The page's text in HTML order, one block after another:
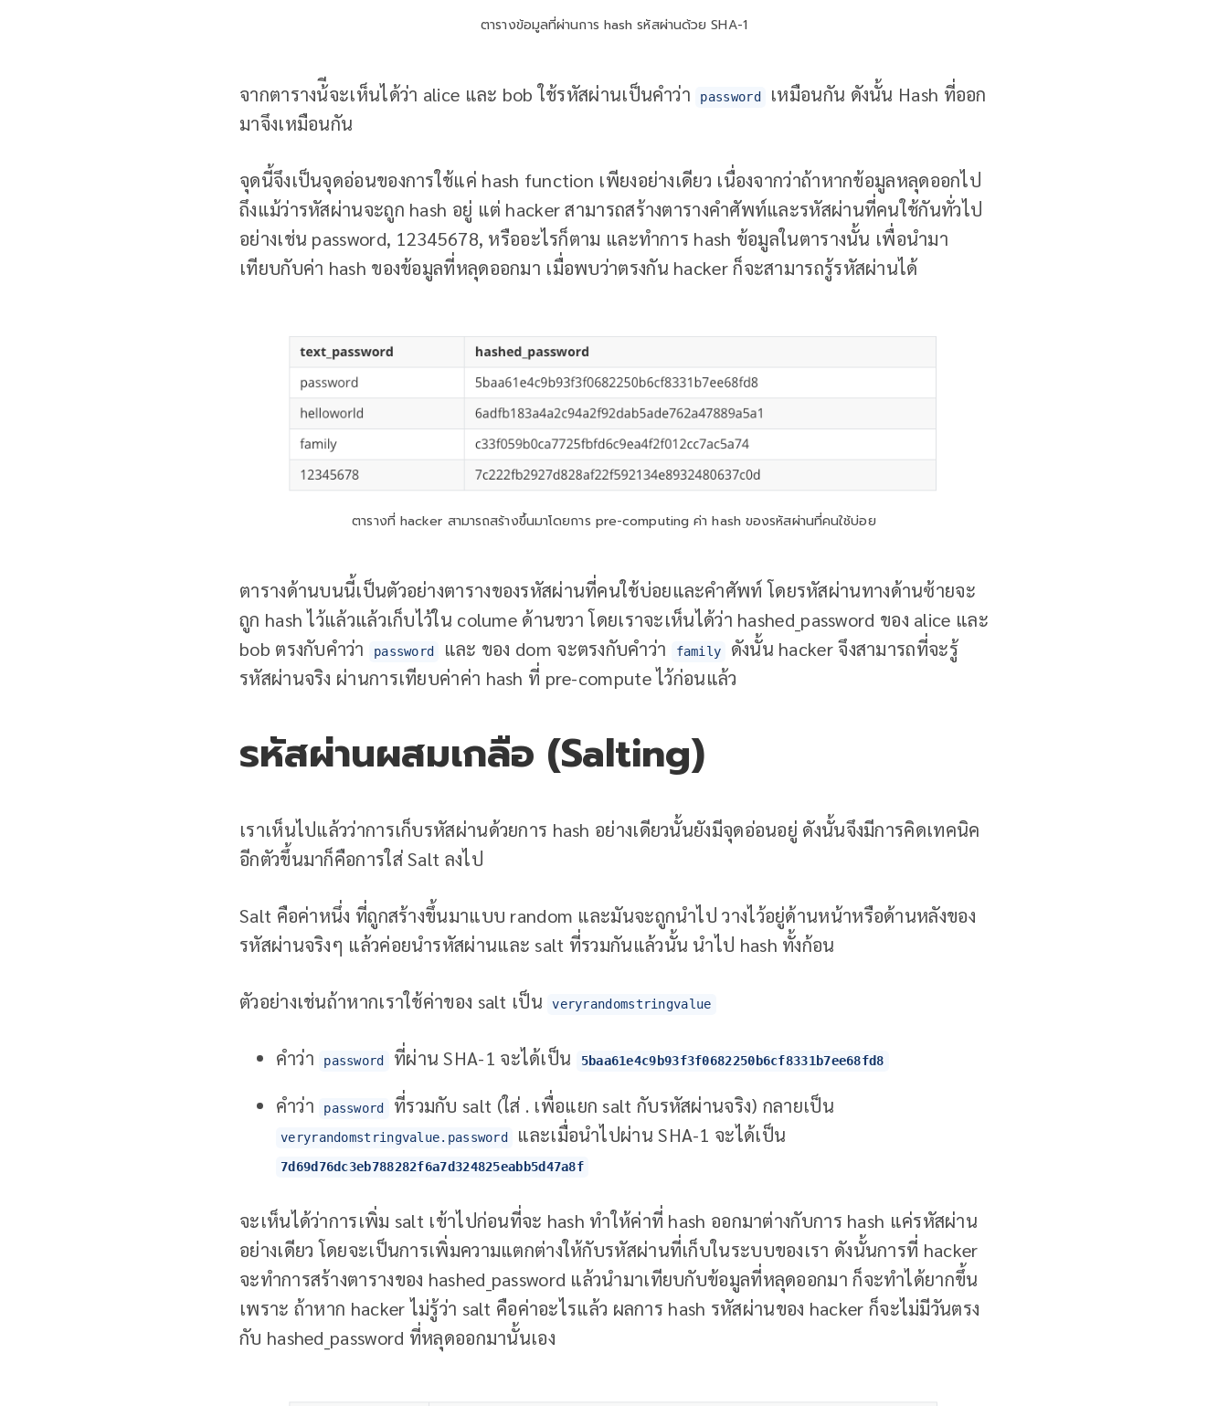
ตารางข้อมูลที่ผ่านการ hash รหัสผ่านด้วย SHA-1
จากตารางน้ีจะเห็นได้ว่า alice และ bob ใช้รหัสผ่านเป็นคำว่า password
เหมือนกัน ดังนั้น Hash ที่ออก
มาจึงเหมือนกัน
จุดนี้จึงเป็นจุดอ่อนของการใช้แค่ hash function เพียงอย่างเดียว เนื่องจากว่าถ้าหากข้อมูลหลุดออกไป
ถึงแม้ว่ารหัสผ่านจะถูก hash อยู่ แต่ hacker สามารถสร้างตารางคำศัพท์และรหัสผ่านที่คนใช้กันทั่วไป
อย่างเช่น password, 12345678, หรืออะไรก็ตาม และทำการ hash ข้อมูลในตารางนั้น เพื่อนำมา
เทียบกับค่า hash ของข้อมูลที่หลุดออกมา เมื่อพบว่าตรงกัน hacker ก็จะสามารถรู้รหัสผ่านได้
ตารางที่ hacker สามารถสร้างขึ้นมาโดยการ pre-computing ค่า hash ของรหัสผ่านที่คนใช้บ่อย
ตารางด้านบนนี้เป็นตัวอย่างตารางของรหัสผ่านที่คนใช้บ่อยและคำศัพท์ โดยรหัสผ่านทางด้านซ้ายจะ
ถูก hash ไว้แล้วแล้วเก็บไว้ใน colume ด้านขวา โดยเราจะเห็นได้ว่า hashed_password ของ alice และ
bob ตรงกับคำว่า
password และ ของ dom จะตรงกับคำว่า family
ดังนั้น hacker จึงสามารถที่จะรู้
รหัสผ่านจริง ผ่านการเทียบค่าค่า hash ที่ pre-compute ไว้ก่อนแล้ว
รหัสผ่านผสมเกลือ (Salting)
เราเห็นไปแล้วว่าการเก็บรหัสผ่านด้วยการ hash อย่างเดียวนั้นยังมีจุดอ่อนอยู่ ดังนั้นจึงมีการคิดเทคนิค
อีกตัวขึ้นมาก็คือการใส่ Salt ลงไป
Salt คือค่าหนึ่ง ที่ถูกสร้างขึ้นมาแบบ random และมันจะถูกนำไป วางไว้อยู่ด้านหน้าหรือด้านหลังของ
รหัสผ่านจริงๆ แล้วค่อยนำรหัสผ่านและ salt ที่รวมกันแล้วนั้น นำไป hash ทั้งก้อน
ตัวอย่างเช่นถ้าหากเราใช้ค่าของ salt เป็น veryrandomstringvalue
คำว่า password ที่ผ่าน SHA-1 จะได้เป็น 5baa61e4c9b93f3f0682250b6cf8331b7ee68fd8
คำว่า password ที่รวมกับ salt (ใส่ . เพื่อแยก salt กับรหัสผ่านจริง) กลายเป็น
veryrandomstringvalue.password และเมื่อนำไปผ่าน SHA-1 จะได้เป็น
7d69d76dc3eb788282f6a7d324825eabb5d47a8f
จะเห็นได้ว่าการเพิ่ม salt เข้าไปก่อนที่จะ hash ทำให้ค่าที่ hash ออกมาต่างกับการ hash แค่รหัสผ่าน
อย่างเดียว โดยจะเป็นการเพิ่มความแตกต่างให้กับรหัสผ่านที่เก็บในระบบของเรา ดังนั้นการที่ hacker
จะทำการสร้างตารางของ hashed_password แล้วนำมาเทียบกับข้อมูลที่หลุดออกมา ก็จะทำได้ยากขึ้น
เพราะ ถ้าหาก hacker ไม่รู้ว่า salt คือค่าอะไรแล้ว ผลการ hash รหัสผ่านของ hacker ก็จะไม่มีวันตรง
กับ hashed_password ที่หลุดออกมานั้นเอง